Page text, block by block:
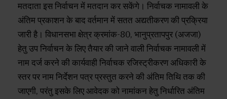
मतदाता इस निर्वाचन में मतदान कर सकेंगे। निर्वाचक नामावली के
अंतिम प्रकाशन के बाद वर्तमान में सतत अद्यतीकरण की प्रक्रिया
जारी है। विधानसभा क्षेत्र क्रमांक-80, भानुप्रतापपुर (अजजा)
हेतु उप निर्वाचन के लिए तैयार की जाने वाली निर्वाचक नामावली में
नाम दर्ज करने की कार्यवाही निर्वाचक रजिस्ट्रीकरण अधिकारी के
स्तर पर नाम निर्देशन पत्र प्रस्तुत करने की अंतिम तिथि तक की
जाएगी, परंतु इसके लिए आवेदक को नामांकन हेतु निर्धारित अंतिम